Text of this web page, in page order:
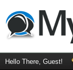
Hello There, Guest!